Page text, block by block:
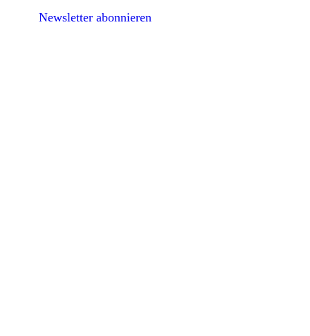
Newsletter abonnieren